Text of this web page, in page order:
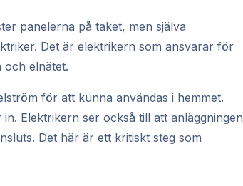
panelerna på taket, men själva
Det är elektrikern som ansvarar för
och elnätet.
för att kunna användas i hemmet.
Elektrikern ser också till att anläggningen
Det här är ett kritiskt steg som